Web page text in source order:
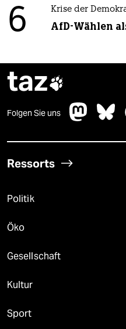
6 Krise der
AfD-Wählen
taz
Folgen Sie uns
Ressorts
Politik
Öko
Gesellschaft
Kultur
Sport